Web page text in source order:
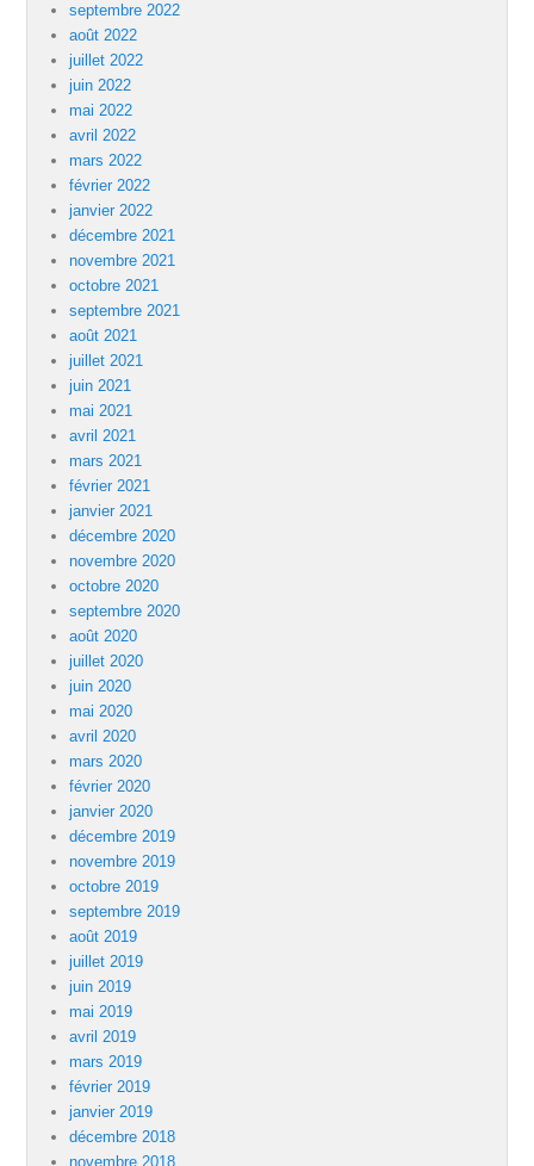
septembre 2022
août 2022
juillet 2022
juin 2022
mai 2022
avril 2022
mars 2022
février 2022
janvier 2022
décembre 2021
novembre 2021
octobre 2021
septembre 2021
août 2021
juillet 2021
juin 2021
mai 2021
avril 2021
mars 2021
février 2021
janvier 2021
décembre 2020
novembre 2020
octobre 2020
septembre 2020
août 2020
juillet 2020
juin 2020
mai 2020
avril 2020
mars 2020
février 2020
janvier 2020
décembre 2019
novembre 2019
octobre 2019
septembre 2019
août 2019
juillet 2019
juin 2019
mai 2019
avril 2019
mars 2019
février 2019
janvier 2019
décembre 2018
novembre 2018